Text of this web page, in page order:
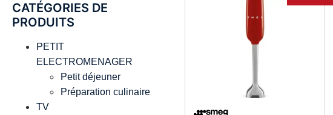
CATÉGORIES DE
PRODUITS
PETIT
ELECTROMENAGER
Petit déjeuner
Préparation culinaire
TV